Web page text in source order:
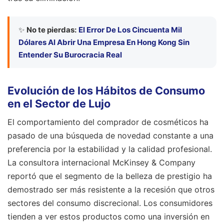
✨ No te pierdas: El Error De Los Cincuenta Mil
Dólares Al Abrir Una Empresa En Hong Kong Sin
Entender Su Burocracia Real
Evolución de los Hábitos de Consumo
en el Sector de Lujo
El comportamiento del comprador de cosméticos ha
pasado de una búsqueda de novedad constante a una
preferencia por la estabilidad y la calidad profesional.
La consultora internacional McKinsey & Company
reportó que el segmento de la belleza de prestigio ha
demostrado ser más resistente a la recesión que otros
sectores del consumo discrecional. Los consumidores
tienden a ver estos productos como una inversión en